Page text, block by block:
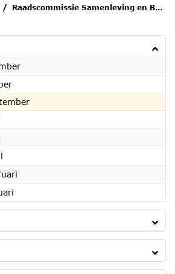
Raadscommissie Samenleving en Bestuur
2026
2026
2026